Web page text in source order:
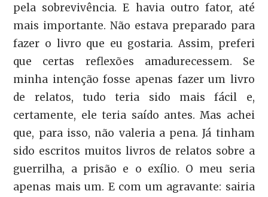
pela sobrevivência. E havia outro fator, até
mais importante. Não estava preparado para
fazer o livro que eu gostaria. Assim, preferi
que certas reflexões amadurecessem. Se
minha intenção fosse apenas fazer um livro
de relatos, tudo teria sido mais fácil e,
certamente, ele teria saído antes. Mas achei
que, para isso, não valeria a pena. Já tinham
sido escritos muitos livros de relatos sobre a
guerrilha, a prisão e o exílio. O meu seria
apenas mais um. E com um agravante: sairia